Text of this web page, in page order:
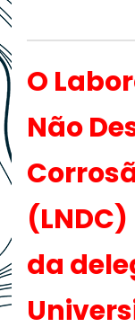
O
Não
da